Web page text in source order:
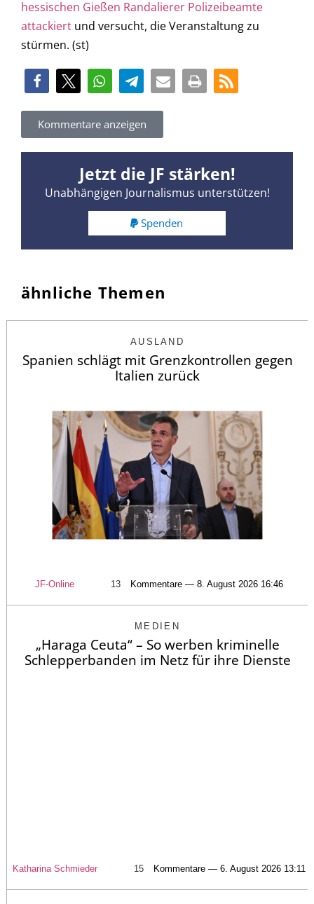
hessischen Gießen Randalierer Polizeibeamte
attackiert und versucht, die Veranstaltung zu
stürmen. (st)
Kommentare anzeigen
Jetzt die JF stärken!
Unabhängigen Journalismus unterstützen!
Spenden
ähnliche Themen
AUSLAND
Spanien schlägt mit Grenzkontrollen gegen
Italien zurück
JF-Online 13 Kommentare — 8. August 2026 16:46
MEDIEN
„Haraga Ceuta“ – So werben kriminelle
Schlepperbanden im Netz für ihre Dienste
Katharina Schmieder 15 Kommentare — 6. August 2026 13:11